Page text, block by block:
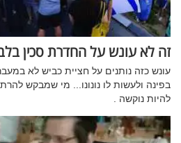
זה לא עונש על החדרת סכין
עונש כזה נותנים על חציית כביש לא
בפינה ולעשות לו נונונו... מי שמבקש
להיות נוקשה .